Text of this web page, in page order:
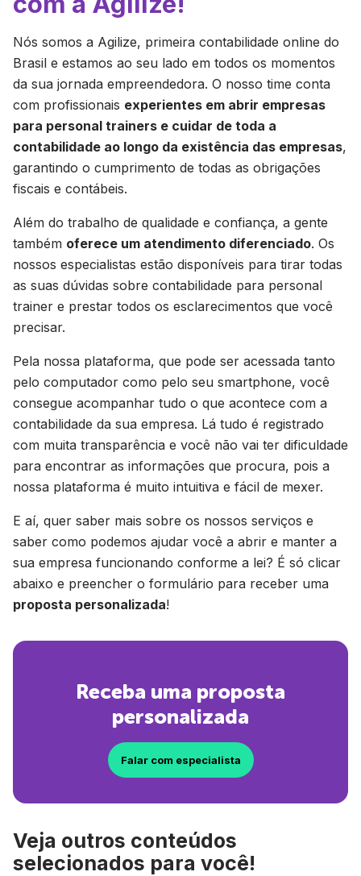
Nós somos a Agilize, primeira contabilidade online do
Brasil e estamos ao seu lado em todos os momentos
da sua jornada empreendedora. O nosso time conta
com profissionais experientes em abrir empresas
para personal trainers e cuidar de toda a
contabilidade ao longo da existência das empresas,
garantindo o cumprimento de todas as obrigações
fiscais e contábeis.
Além do trabalho de qualidade e confiança, a gente
também oferece um atendimento diferenciado. Os
nossos especialistas estão disponíveis para tirar todas
as suas dúvidas sobre contabilidade para personal
trainer e prestar todos os esclarecimentos que você
precisar.
Pela nossa plataforma, que pode ser acessada tanto
pelo computador como pelo seu smartphone, você
consegue acompanhar tudo o que acontece com a
contabilidade da sua empresa. Lá tudo é registrado
com muita transparência e você não vai ter dificuldade
para encontrar as informações que procura, pois a
nossa plataforma é muito intuitiva e fácil de mexer.
E aí, quer saber mais sobre os nossos serviços e
saber como podemos ajudar você a abrir e manter a
sua empresa funcionando conforme a lei? É só clicar
abaixo e preencher o formulário para receber uma
proposta personalizada!
Receba uma proposta
personalizada
Falar com especialista
Veja outros conteúdos
selecionados para você!